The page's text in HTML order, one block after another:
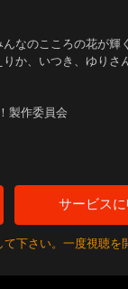
なのこころの花が輝
か、いつき、ゆりさ
製作委員会
サービス
下さい。一度視聴